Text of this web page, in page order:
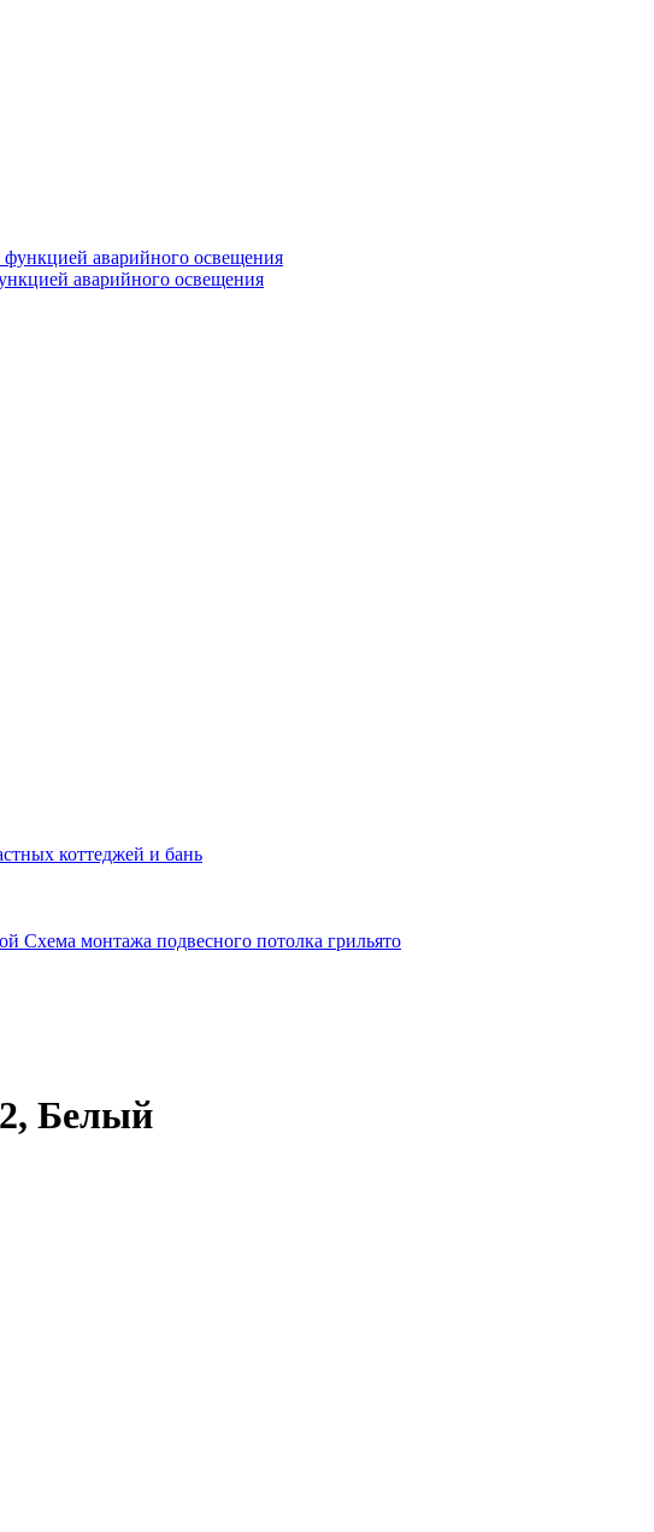
аварийного освещения
коттеджей и бань
Схема монтажа подвесного потолка грильято
Белый